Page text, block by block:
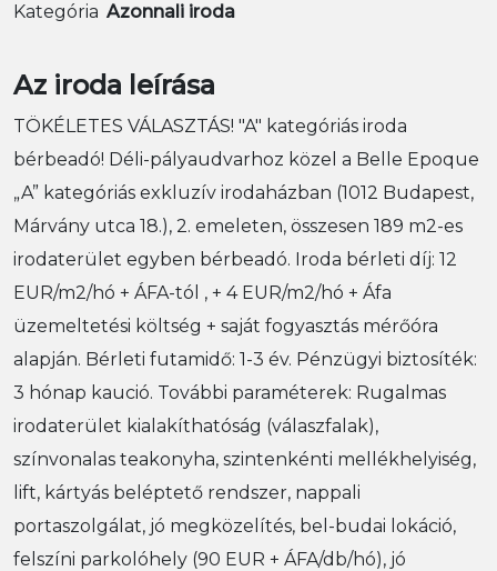
Kategória Azonnali iroda
Az iroda leírása
TÖKÉLETES VÁLASZTÁS! "A" kategóriás iroda
bérbeadó! Déli-pályaudvarhoz közel a Belle Epoque
„A” kategóriás exkluzív irodaházban (1012 Budapest,
Márvány utca 18.), 2. emeleten, összesen 189 m2-es
irodaterület egyben bérbeadó. Iroda bérleti díj: 12
EUR/m2/hó + ÁFA-tól , + 4 EUR/m2/hó + Áfa
üzemeltetési költség + saját fogyasztás mérőóra
alapján. Bérleti futamidő: 1-3 év. Pénzügyi biztosíték:
3 hónap kaució. További paraméterek: Rugalmas
irodaterület kialakíthatóság (válaszfalak),
színvonalas teakonyha, szintenkénti mellékhelyiség,
lift, kártyás beléptető rendszer, nappali
portaszolgálat, jó megközelítés, bel-budai lokáció,
felszíni parkolóhely (90 EUR + ÁFA/db/hó), jó